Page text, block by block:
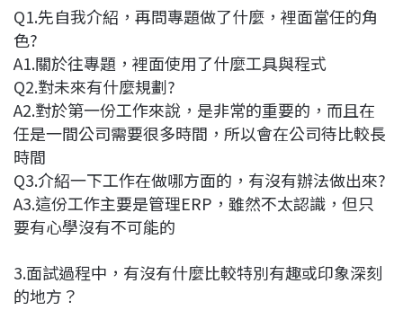
Q1.先自我介紹，再問專題做了什麼，裡面當任的角
色?
A1.關於往專題，裡面使用了什麼工具與程式
Q2.對未來有什麼規劃?
A2.對於第一份工作來說，是非常的重要的，而且在
任是一間公司需要很多時間，所以會在公司待比較長
時間
Q3.介紹一下工作在做哪方面的，有沒有辦法做出來?
A3.這份工作主要是管理ERP，雖然不太認識，但只
要有心學沒有不可能的
3.面試過程中，有沒有什麼比較特別有趣或印象深刻
的地方？